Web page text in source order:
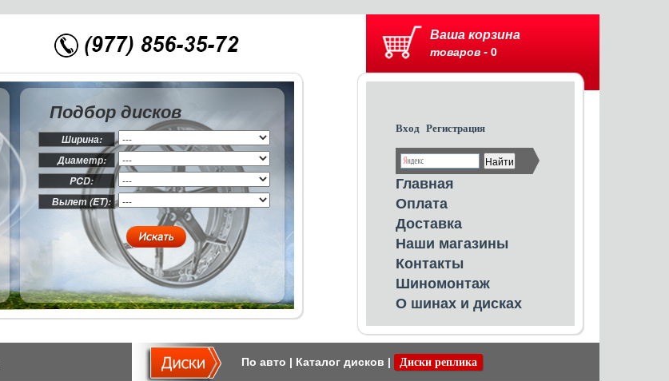
Ваша корзина
товаров - 0
Вход Регистрация
Главная
Оплата
Доставка
Наши магазины
Контакты
Шиномонтаж
О шинах и дисках
Подбор дисков
Ширина:
Диаметр:
PCD:
Вылет (ET):
По авто | Каталог дисков | Диски реплика